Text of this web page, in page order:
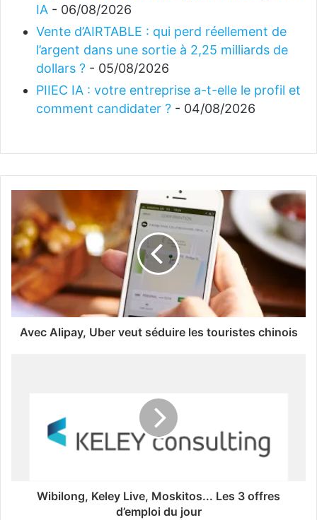
IA - 06/08/2026
Vente d’AIRTABLE : qui perd réellement de
l’argent dans une sortie à 2,25 milliards de
dollars ? - 05/08/2026
PIIEC IA : votre entreprise a-t-elle le profil et
comment candidater ? - 04/08/2026
Avec Alipay, Uber veut séduire les touristes chinois
Wibilong, Keley Live, Moskitos... Les 3 offres
d’emploi du jour